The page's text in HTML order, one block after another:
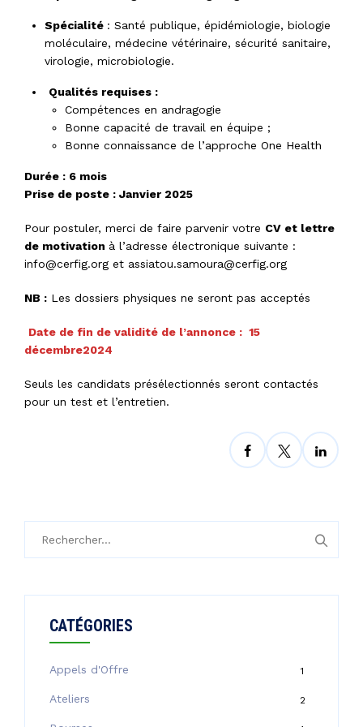
Spécialité : Santé publique, épidémiologie, biologie
moléculaire, médecine vétérinaire, sécurité sanitaire,
virologie, microbiologie.
Qualités requises :
Compétences en andragogie
Bonne capacité de travail en équipe ;
Bonne connaissance de l’approche One Health
Durée : 6 mois
Prise de poste : Janvier 2025
Pour postuler, merci de faire parvenir votre CV et lettre
de motivation à l’adresse électronique suivante :
info@cerfig.org et assiatou.samoura@cerfig.org
NB : Les dossiers physiques ne seront pas acceptés
Date de fin de validité de l’annonce : 15
décembre2024
Seuls les candidats présélectionnés seront contactés
pour un test et l’entretien.
CATÉGORIES
Appels d'Offre 1
Ateliers 2